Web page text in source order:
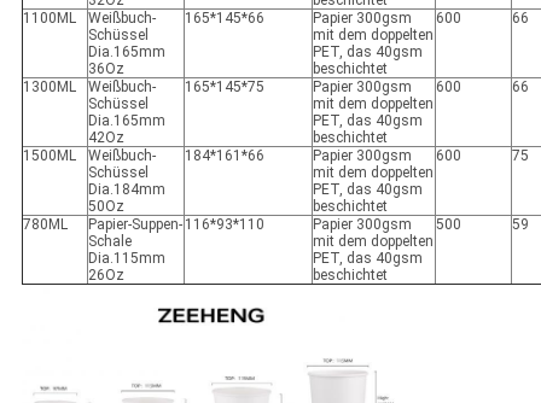
1100ML
Weißbuch-
Schüssel
Dia.165mm
36Oz
165*145*66
Papier 300gsm
mit dem doppelten
PET, das 40gsm
beschichtet
600 66
1300ML
Weißbuch-
Schüssel
Dia.165mm
42Oz
165*145*75
Papier 300gsm
mit dem doppelten
PET, das 40gsm
beschichtet
600 66
1500ML
Weißbuch-
Schüssel
Dia.184mm
50Oz
184*161*66
Papier 300gsm
mit dem doppelten
PET, das 40gsm
beschichtet
600 75
780ML
Papier-Suppen-
Schale
Dia.115mm
26Oz
116*93*110
Papier 300gsm
mit dem doppelten
PET, das 40gsm
beschichtet
500 59